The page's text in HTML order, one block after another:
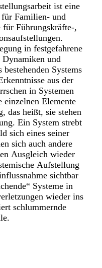
ist eine
Familien- und
für Führungskräfte-,
in festgefahrene
Dynamiken und
Systems
aus der
in Systemen
einzelnen Elemente
das heißt, sie stehen
Ein System strebt
sich eines seiner
sich auch andere
Ausgleich wieder
Aufstellung
sichtbar
Systeme in
wieder ins
schlummernde